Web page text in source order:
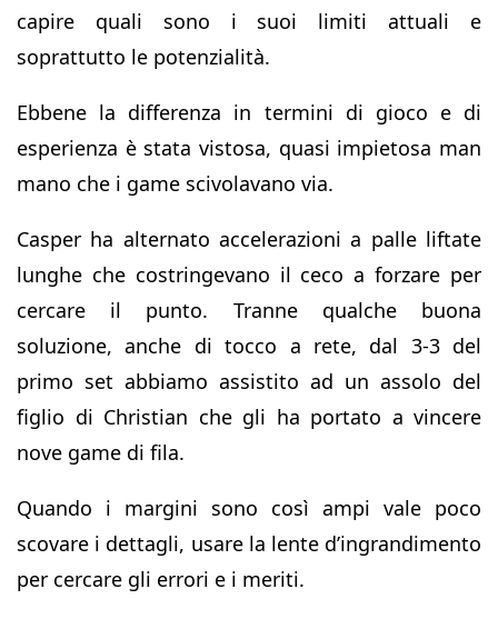
capire quali sono i suoi limiti attuali e
soprattutto le potenzialità.
Ebbene la differenza in termini di gioco e di
esperienza è stata vistosa, quasi impietosa man
mano che i game scivolavano via.
Casper ha alternato accelerazioni a palle liftate
lunghe che costringevano il ceco a forzare per
cercare il punto. Tranne qualche buona
soluzione, anche di tocco a rete, dal 3-3 del
primo set abbiamo assistito ad un assolo del
figlio di Christian che gli ha portato a vincere
nove game di fila.
Quando i margini sono così ampi vale poco
scovare i dettagli, usare la lente d’ingrandimento
per cercare gli errori e i meriti.